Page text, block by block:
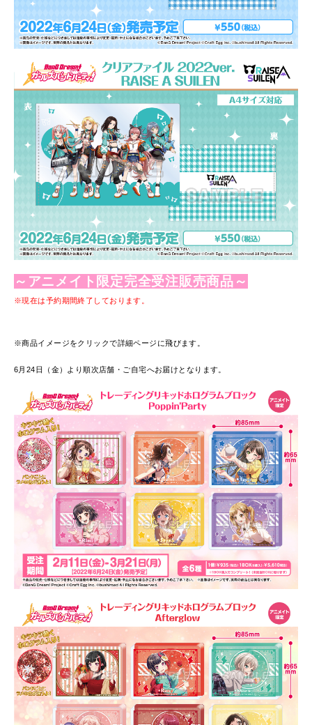
～ アニメイト限定完全受注販売商品 ～
※現在は予約期間終了しております。
※商品イメージをクリックで詳細ページに飛びます。
6月24日（金）より順次店舗・ご自宅へお届けとなります。